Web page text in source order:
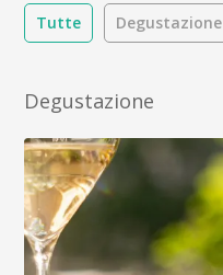
Tutte Degustazione
Degustazione